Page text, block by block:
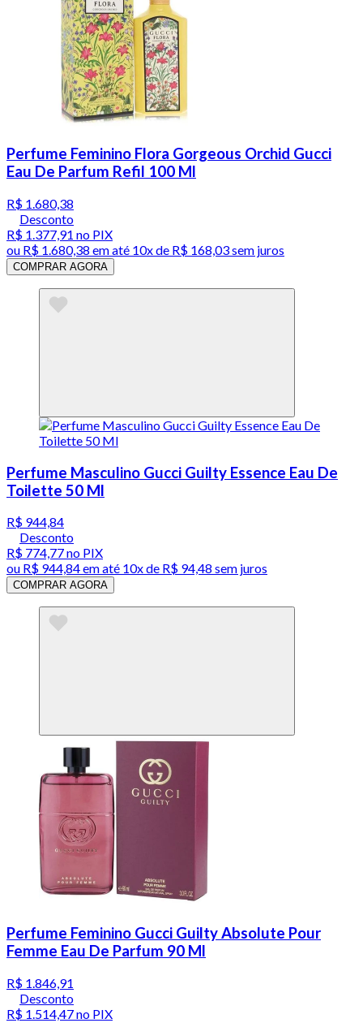
Perfume Feminino Flora Gorgeous Orchid Gucci
Eau De Parfum Refil 100 Ml
R$ 1.680,38
Desconto
R$ 1.377,91 no PIX
ou R$ 1.680,38 em até 10x de R$ 168,03 sem juros
COMPRAR AGORA
Perfume Masculino Gucci Guilty Essence Eau De
Toilette 50 Ml
R$ 944,84
Desconto
R$ 774,77no PIX
ou R$ 944,84em até 10x de R$ 94,48 sem juros
COMPRAR AGORA
Perfume Feminino Gucci Guilty Absolute Pour
Femme Eau De Parfum 90 Ml
R$ 1.846,91
Desconto
R$ 1.514,47no PIX